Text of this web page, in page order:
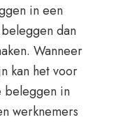
in een
dan
Wanneer
kan het voor
beleggen in
werknemers